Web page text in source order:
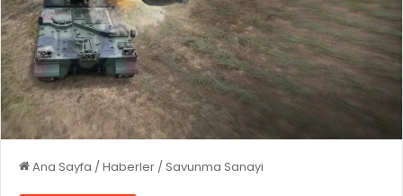
Ana Sayfa /Haberler /Savunma Sanayi